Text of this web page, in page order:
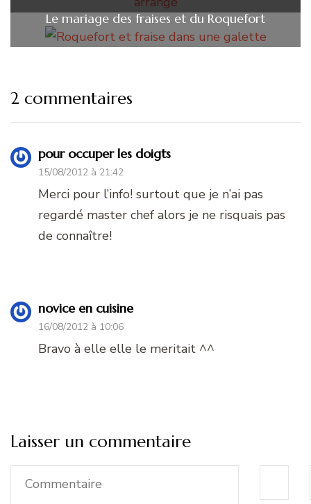
Le mariage des fraises et du Roquefort
2 commentaires
pour occuper les doigts
15/08/2012 à 21:42
Merci pour l’info! surtout que je n’ai pas
regardé master chef alors je ne risquais pas
de connaître!
novice en cuisine
16/08/2012 à 10:06
Bravo à elle elle le meritait ^^
Laisser un commentaire